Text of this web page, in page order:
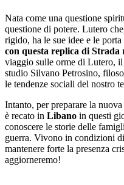
Nata come una questione
questione di potere. Lutero
rigido, ha le sue idee e le
con questa replica di Strada
viaggio sulle orme di Lutero,
studio Silvano Petrosino,
le tendenze sociali del nostro
Intanto, per preparare la
è recato in Libano in questi
conoscere le storie delle
guerra. Vivono in condizioni
mantenere forte la presenza
aggiorneremo!